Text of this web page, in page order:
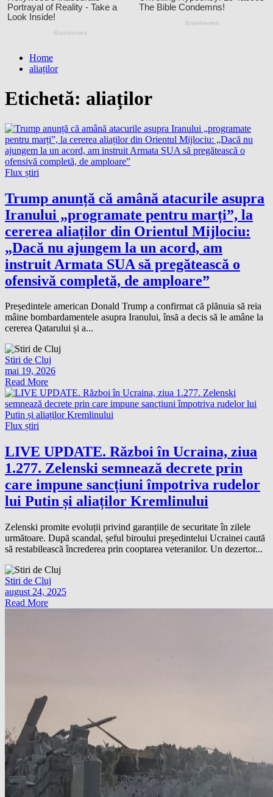
Home
aliaților
Etichetă: aliaților
Flux știri
Trump anunță că amână atacurile asupra
Iranului „programate pentru marți”, la
cererea aliaților din Orientul Mijlociu:
„Dacă nu ajungem la un acord, am
instruit Armata SUA să pregătească o
ofensivă completă, de amploare”
Președintele american Donald Trump a confirmat că plănuia să reia
mâine bombardamentele asupra Iranului, însă a decis să le amâne la
cererea Qatarului și a...
Stiri de Cluj
mai 19, 2026
Read More
Flux știri
LIVE UPDATE. Război în Ucraina, ziua
1.277. Zelenski semnează decrete prin
care impune sancțiuni împotriva rudelor
lui Putin și aliaților Kremlinului
Zelenski promite evoluții privind garanțiile de securitate în zilele
următoare. După scandal, șeful biroului președintelui Ucrainei caută
să restabilească încrederea prin cooptarea veteranilor. Un dezertor...
Stiri de Cluj
august 24, 2025
Read More